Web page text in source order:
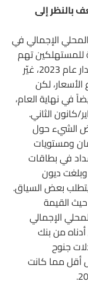
بالنظر إلى
68% من الناتج المحلي الإجمالي في
للمستهلكين تهم
الولايات المتحدة والاقتصاد العالمي. على مدار عام 2023، غيّر
لكن
في نهاية العام،
كانون الثاني.
الشيء حول
ومستويات
في بطاقات
بنسبة تزيد على 50% في عام 2023، وبلغت ديون
بعض السياق.
القيمة
الإجمالي
أدناه من بنك
جنوح
أقل مما كانت